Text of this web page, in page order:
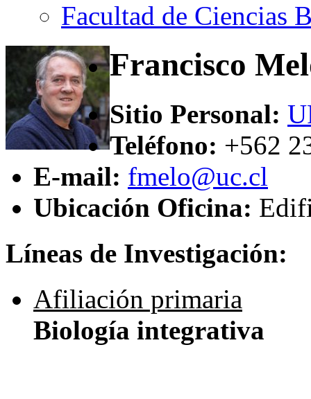
Facultad de Ciencias
Francisco
Sitio Personal:
Teléfono: +562
E-mail: fmelo@uc.cl
Ubicación Oficina:
Líneas de Investigación:
Afiliación primaria
Biología integrativa